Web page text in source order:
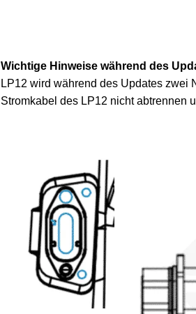
Wichtige Hinweise während des
LP12 wird während des Updates zwei
Stromkabel des LP12 nicht abtrennen